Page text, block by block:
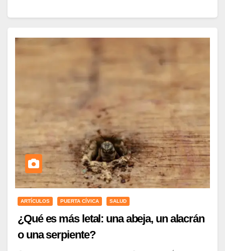
ARTÍCULOS PUERTA CÍVICA SALUD
¿Qué es más letal: una abeja, un alacrán
o una serpiente?